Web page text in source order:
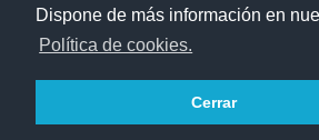
Dispone de más información en
Política de cookies.
Cerrar